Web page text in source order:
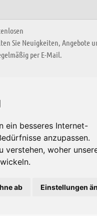
ein besseres Internet-
anzupassen.
verstehen, woher
ab Einstellungen
Sie Neuigkeiten, Angebote
per E-Mail.
Es